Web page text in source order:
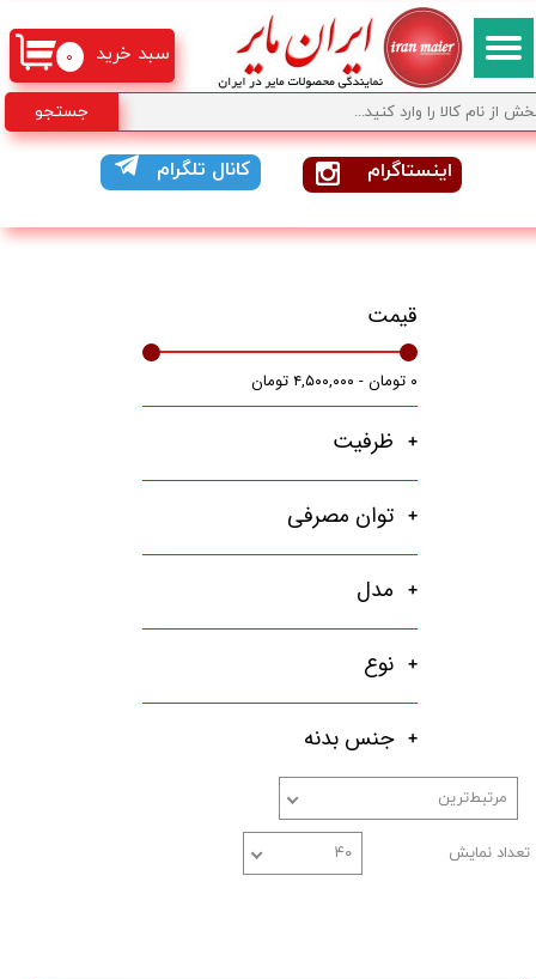
جستجو
کانال تلگرام اینستاگرام
۰ سبد خرید
قیمت
۰ تومان - ۴,۵۰۰,۰۰۰ تومان
ظرفیت
توان مصرفی
مدل
نوع
جنس بدنه
مرتبط‌ترین
تعداد نمایش ۴۰